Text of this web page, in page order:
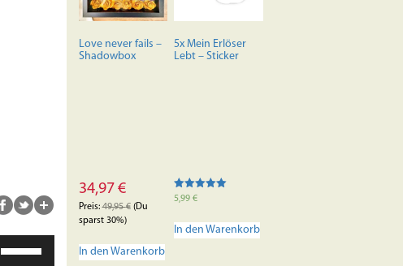
Hoch/Runter
Love never fails –
Shadowbox
34,97 €
Preis:49,95€(Du
sparst 30%)
In den Warenkorb
5x Mein Erlöser
Lebt – Sticker
Bewertet mit
5,99€
In den Warenkorb